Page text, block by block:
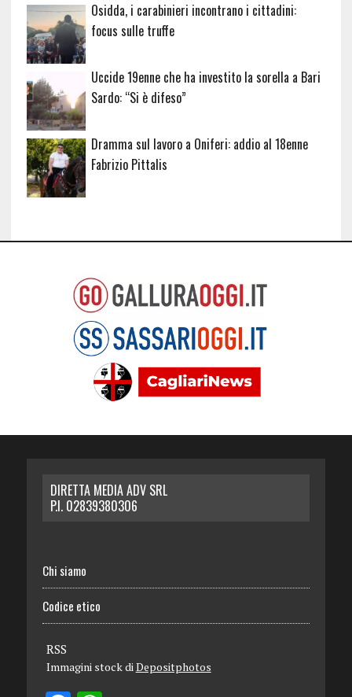
Osidda, i carabinieri incontrano i cittadini:
focus sulle truffe
Uccide 19enne che ha investito la sorella a Bari
Sardo: “Si è difeso”
Dramma sul lavoro a Oniferi: addio al 18enne
Fabrizio Pittalis
DIRETTA MEDIA ADV SRL
P.I. 02839380306
Chi siamo
Codice etico
RSS
Immagini stock di Depositphotos